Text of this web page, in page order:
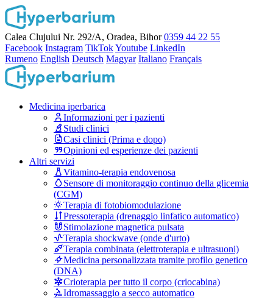
Calea Clujului Nr. 292/A, Oradea, Bihor 0359 44 22 55
Facebook Instagram TikTokYoutube LinkedIn
Rumeno English Deutsch Magyar Italiano Français
Medicina iperbarica
Informazioni per i pazienti
Studi clinici
Casi clinici (Prima e dopo)
Opinioni ed esperienze dei pazienti
Altri servizi
Vitamino-terapia endovenosa
Sensore di monitoraggio continuo della glicemia
(CGM)
Terapia di fotobiomodulazione
Pressoterapia (drenaggio linfatico automatico)
Stimolazione magnetica pulsata
Terapia shockwave (onde d'urto)
Terapia combinata (elettroterapia e ultrasuoni)
Medicina personalizzata tramite profilo genetico
(DNA)
Crioterapia per tutto il corpo (criocabina)
Idromassaggio a secco automatico